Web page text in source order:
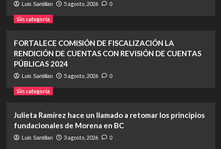
Luis Santillan 5 agosto, 2026 0
Sin categoría
FORTALECE COMISIÓN DE FISCALIZACIÓN LA
RENDICIÓN DE CUENTAS CON REVISIÓN DE CUENTAS
PÚBLICAS 2024
Luis Santillan 5 agosto, 2026 0
Sin categoría
Julieta Ramírez hace un llamado a retomar los principios
fundacionales de Morena en BC
Luis Santillan 3 agosto, 2026 0